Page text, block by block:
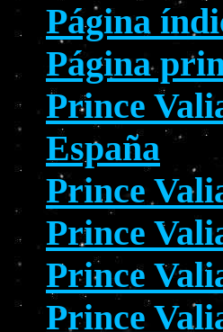
Página
Página
Prince
España
Prince
Prince
Prince
Prince